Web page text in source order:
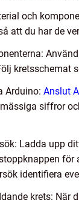
och
att du har de
kretsschemat
Arduino: Anslut
siffror
Ladda upp
identifiera
krets: När